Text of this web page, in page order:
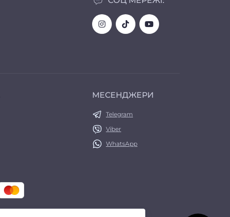
МЕСЕНДЖЕРИ
Telegram
Viber
WhatsApp